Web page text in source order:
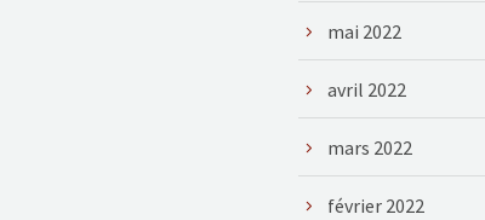
mai 2022
avril 2022
mars 2022
février 2022